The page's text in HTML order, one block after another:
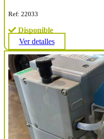
Ref: 22033
Disponible
Ver detalles